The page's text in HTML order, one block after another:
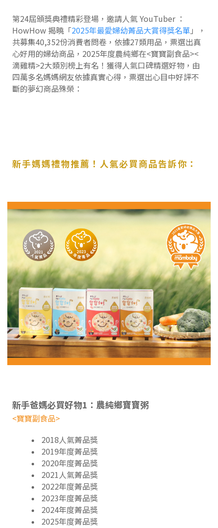
第24屆頒獎典禮精彩登場，邀請人氣 YouTuber ：
HowHow 揭曉「2025年最愛婦幼菁品大賞得獎名單」，
共募集40,352份消費者問卷，依據27類用品，票選出真
心好用的婦幼商品，2025年度農純鄉在<寶寶副食品><
滴雞精>2大類別榜上有名！獲得人氣口碑精選好物，由
四萬多名媽媽網友依據真實心得，票選出心目中好評不
斷的夢幻商品殊榮：
新手媽媽禮物推薦！人氣必買商品告訴你：
新手爸媽必買好物1：農純鄉寶寶粥
<寶寶副食品>
2018人氣菁品獎
2019年度菁品獎
2020年度菁品獎
2021人氣菁品獎
2022年度菁品獎
2023年度菁品獎
2024年度菁品獎
2025年度菁品獎